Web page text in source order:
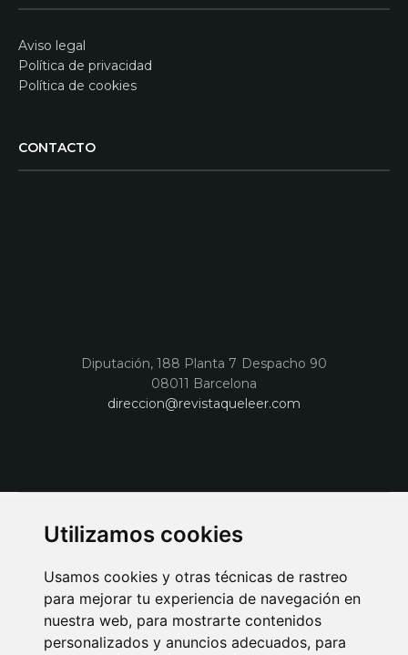
Utilizamos cookies
Usamos cookies y otras técnicas de rastreo
para mejorar tu experiencia de navegación en
nuestra web, para mostrarte contenidos
personalizados y anuncios adecuados, para
Aviso legal
Política de privacidad
Política de cookies
CONTACTO
Diputación, 188 Planta 7 Despacho 90
08011 Barcelona
direccion@revistaqueleer.com